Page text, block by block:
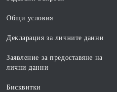
Общи условия
Декларация за личните данни
Заявление за предоставяне на
лични данни
Бисквитки